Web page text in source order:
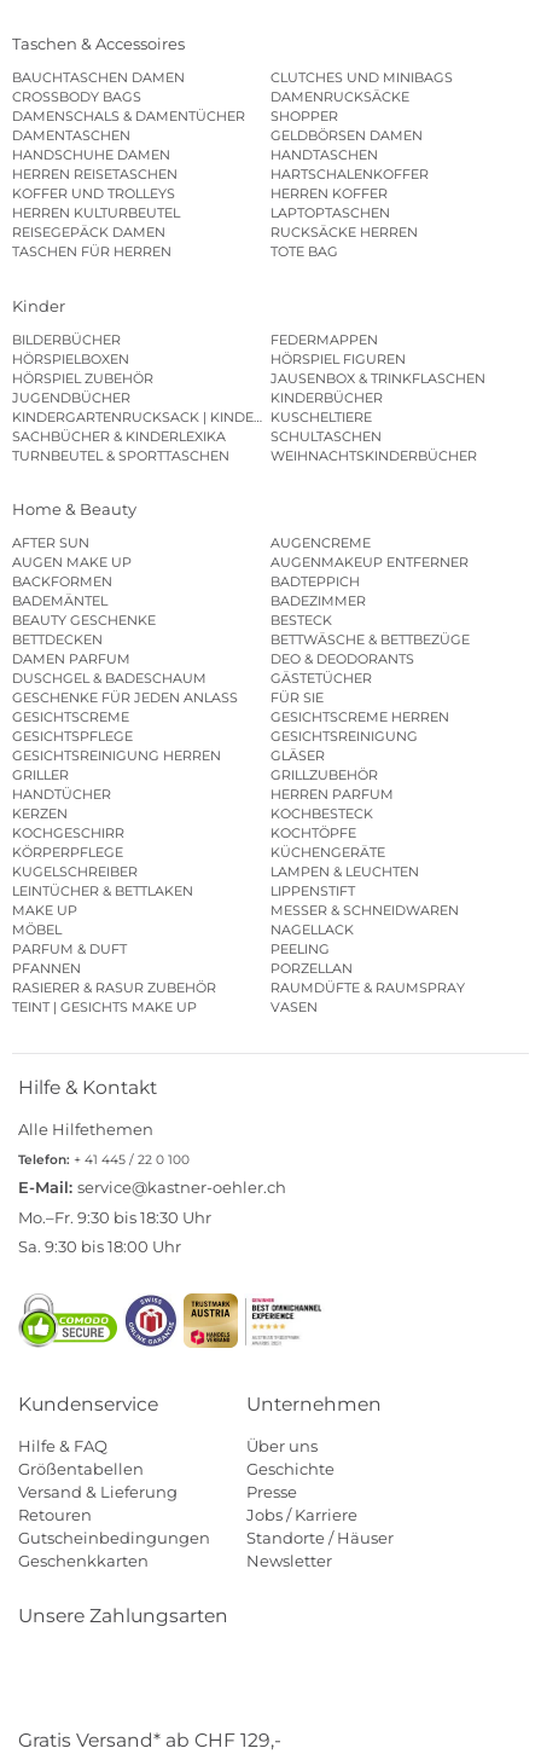
Taschen & Accessoires
BAUCHTASCHEN DAMEN
CLUTCHES UND MINIBAGS
CROSSBODY BAGS
DAMENRUCKSÄCKE
DAMENSCHALS & DAMENTÜCHER
SHOPPER
DAMENTASCHEN
GELDBÖRSEN DAMEN
HANDSCHUHE DAMEN
HANDTASCHEN
HERREN REISETASCHEN
HARTSCHALENKOFFER
KOFFER UND TROLLEYS
HERREN KOFFER
HERREN KULTURBEUTEL
LAPTOPTASCHEN
REISEGEPÄCK DAMEN
RUCKSÄCKE HERREN
TASCHEN FÜR HERREN
TOTE BAG
Kinder
BILDERBÜCHER
FEDERMAPPEN
HÖRSPIELBOXEN
HÖRSPIEL FIGUREN
HÖRSPIEL ZUBEHÖR
JAUSENBOX & TRINKFLASCHEN
JUGENDBÜCHER
KINDERBÜCHER
KINDERGARTENRUCKSACK | KINDERGARTENBEUTEL
KUSCHELTIERE
SACHBÜCHER & KINDERLEXIKA
SCHULTASCHEN
TURNBEUTEL & SPORTTASCHEN
WEIHNACHTSKINDERBÜCHER
Home & Beauty
AFTER SUN
AUGENCREME
AUGEN MAKE UP
AUGENMAKEUP ENTFERNER
BACKFORMEN
BADTEPPICH
BADEMÄNTEL
BADEZIMMER
BEAUTY GESCHENKE
BESTECK
BETTDECKEN
BETTWÄSCHE & BETTBEZÜGE
DAMEN PARFUM
DEO & DEODORANTS
DUSCHGEL & BADESCHAUM
GÄSTETÜCHER
GESCHENKE FÜR JEDEN ANLASS
FÜR SIE
GESICHTSCREME
GESICHTSCREME HERREN
GESICHTSPFLEGE
GESICHTSREINIGUNG
GESICHTSREINIGUNG HERREN
GLÄSER
GRILLER
GRILLZUBEHÖR
HANDTÜCHER
HERREN PARFUM
KERZEN
KOCHBESTECK
KOCHGESCHIRR
KOCHTÖPFE
KÖRPERPFLEGE
KÜCHENGERÄTE
KUGELSCHREIBER
LAMPEN & LEUCHTEN
LEINTÜCHER & BETTLAKEN
LIPPENSTIFT
MAKE UP
MESSER & SCHNEIDWAREN
MÖBEL
NAGELLACK
PARFUM & DUFT
PEELING
PFANNEN
PORZELLAN
RASIERER & RASUR ZUBEHÖR
RAUMDÜFTE & RAUMSPRAY
TEINT | GESICHTS MAKE UP
VASEN
Hilfe & Kontakt
Alle Hilfethemen
Telefon: + 41 445 / 22 0 100
E-Mail: service@kastner-oehler.ch
Mo.–Fr. 9:30 bis 18:30 Uhr
Sa. 9:30 bis 18:00 Uhr
Kundenservice
Hilfe & FAQ
Größentabellen
Versand & Lieferung
Retouren
Gutscheinbedingungen
Geschenkkarten
Unternehmen
Über uns
Geschichte
Presse
Jobs / Karriere
Standorte / Häuser
Newsletter
Unsere Zahlungsarten
Gratis Versand* ab CHF 129,-